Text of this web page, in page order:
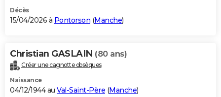
S'inscrire
Se connecter
Lycées
Collèges
Primaires
Universités
Entreprises
Service militaire
Avis de recherche
AVIS DE DÉCÈS
Bricolage
Lifestyle
Culture
Sport
Auto
Television
Voyage
Cinema
Décès
15/04/2026 à Pontorson (Manche)
Christian GASLAIN (80 ans)
Créer une cagnotte obsèques
Naissance
04/12/1944 au Val-Saint-Père (Manche)